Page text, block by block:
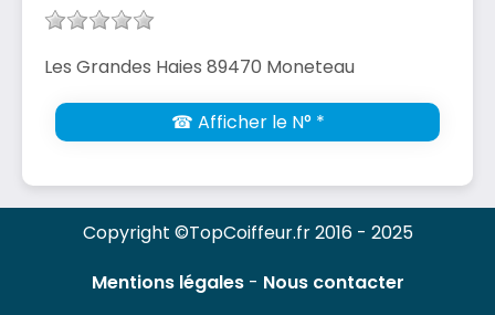
Les Grandes Haies 89470 Moneteau
☎ Afficher le N° *
Copyright ©TopCoiffeur.fr 2016 - 2025
Mentions légales- Nous contacter